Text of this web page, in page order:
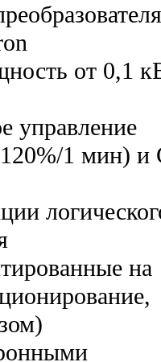
от 0,1
управление
1 мин) и
на